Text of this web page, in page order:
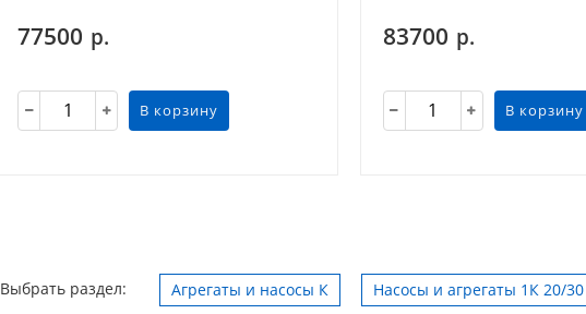
77500 р.
В корзину
83700 р.
В корзину
Выбрать раздел: Агрегаты и насосы К Насосы и агрегаты 1К 20/30